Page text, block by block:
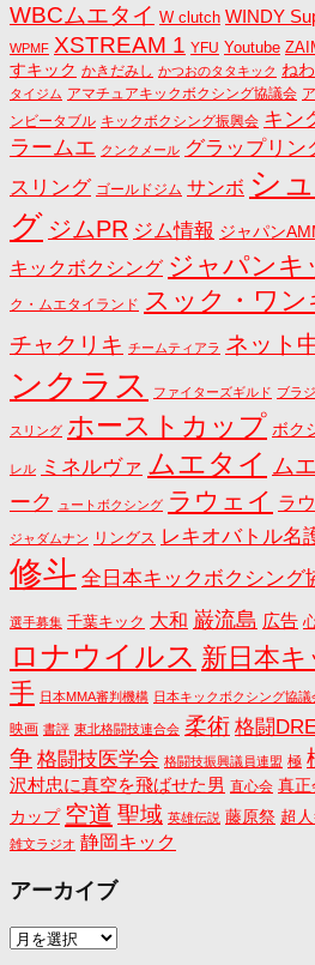
WBCムエタイ W clutch WINDY
WPMF XSTREAM 1 YFU Youtube
すキック かきだみし かつおのタタキック ね
タイジム アマチュアキックボクシング協議会
ンビータブル キックボクシング振興会 キン
ラームエ クンクメール グラップリン
スリング ゴールドジム サンボ シ
グ ジムPR ジム情報 ジャパン
キックボクシング ジャパンキ
ク・ムエタイランド スック・ワ
チャクリキ チームティアラ ネット
ンクラス
ファイターズギルド ブラ
スリング ホーストカップ ボク
レル ミネルヴァ ムエタイ ム
ーク
ュートボクシング ラウェイ ラ
ジャダムナン リングス レキオバトル名
修斗 全日本キックボクシング
選手募集 千葉キック 大和 巌流島 広告
ロナウイルス 新日本キ
手 日本MMA審判機構 日本キックボクシング協議
映画 書評 東北格闘技連合会 柔術 格闘
争 格闘技医学会 格闘技振興議員連盟 極
沢村忠に真空を飛ばせた男 直心会 真正
カップ 空道 聖域 英雄伝説 藤原祭 超
雑文ラジオ 静岡キック
アーカイブ
ア